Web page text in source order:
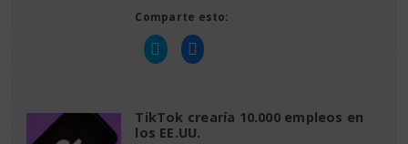
Comparte esto:
Haz
clic
para
(Se
abre
en
Haz
clic
para
(Se
abre
en
TikTok crearía 10.000 empleos en
los EE.UU.